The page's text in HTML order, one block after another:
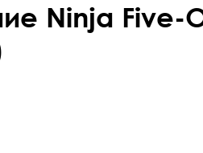
Ninja Five-